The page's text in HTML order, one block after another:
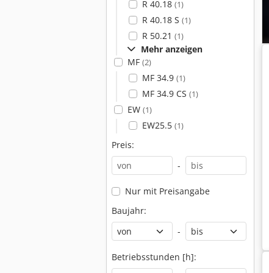
R 40.18 (1)
R 40.18 S (1)
R 50.21 (1)
Mehr anzeigen
MF (2)
MF 34.9 (1)
MF 34.9 CS (1)
EW (1)
EW25.5 (1)
Preis:
-
Nur mit Preisangabe
Baujahr:
-
Betriebsstunden [h]: